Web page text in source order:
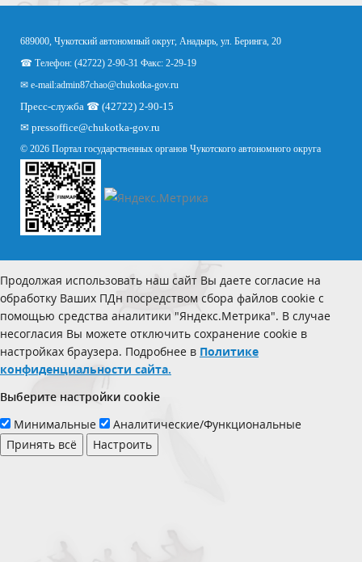
689000, Чукотский автономный округ, Анадырь, ул. Беринга, 20
☎ Телефон: (42722) 2-90-31 Факс: 2-29-19
✉ e-mail:admin87chao@chukotka-gov.ru
Пресс-служба ☎ (42722) 2-90-15
✉ pressoffice@chukotka-gov.ru
© 2026 Портал государственных органов Чукотского автономного округа
Продолжая использовать наш сайт Вы даете согласие на
обработку Ваших ПДн посредством сбора файлов cookie с
помощью средства аналитики "Яндекс.Метрика". В случае
несогласия Вы можете отключить сохранение cookie в
настройках браузера. Подробнее в Политике
конфиденциальности сайта.
Выберите настройки cookie
Минимальные
Аналитические/Функциональные
Принять всё
Настроить